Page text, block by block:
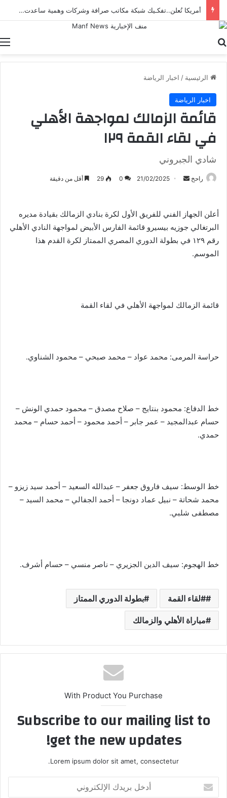
أمريكا تُعلن..تفكـيك شبكة مكاتب صرافة وشركات وهمية ساعدت إيران على تهـريب الأموال
الرئيسية / اخبار الرياضة
اخبار الرياضة
قائمة الزمالك لمواجهة الأهلي
في لقاء القمة ١٢٩
شادي الجبروني
راحخ
أرسل 21/02/2025
0
29 أقل من دقيقة
أعلن الجهاز الفني للفريق الأول لكرة بنادي الزمالك بقيادة مديره
البرتغالي جوزيه بيسيرو قائمة الفارس الأبيض لمواجهة النادي الأهلي
رقم ١٢٩ في بطولة الدوري المصري الممتاز لكرة القدم هذا
الموسم.
قائمة الزمالك لمواجهة الأهلي في لقاء القمة
حراسة المرمى: محمد عواد – محمد صبحي – محمود الشناوي.
خط الدفاع: محمود بنتايج – صلاح مصدق – محمود حمدي الونش –
حسام عبدالمجيد – عمر جابر – أحمد محمود – أحمد حسام – محمد
حمدي.
خط الوسط: سيف فاروق جعفر – عبدالله السعيد – أحمد سيد زيزو –
محمد شحاتة – نبيل عماد دونجا – أحمد الجفالي – محمد السيد –
مصطفى شلبي.
خط الهجوم: سيف الدين الجزيري – ناصر منسي – حسام أشرف.
#لقاء القمة بطولة الدوري الممتاز
مباراة الأهلي والزمالك
With Product You Purchase
Subscribe to our mailing list to
get the new updates!
Lorem ipsum dolor sit amet, consectetur.
بريدك